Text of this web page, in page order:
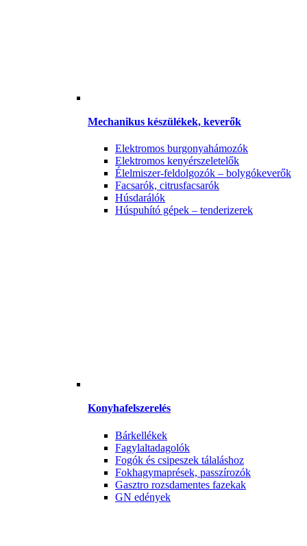
Mechanikus készülékek, keverők
Elektromos burgonyahámozók
Elektromos kenyérszeletelők
Élelmiszer-feldolgozók – bolygókeverők
Facsarók, citrusfacsarók
Húsdarálók
Húspuhító gépek – tenderizerek
Konyhafelszerelés
Bárkellékek
Fagylaltadagolók
Fogók és csipeszek tálaláshoz
Fokhagymaprések, passzírozók
Gasztro rozsdamentes fazekak
GN edények